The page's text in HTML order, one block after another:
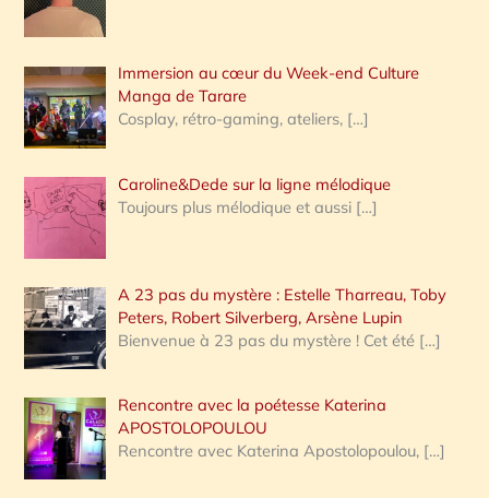
:
Immersion au cœur du Week-end Culture
Manga de Tarare
Cosplay, rétro-gaming, ateliers, […]
Caroline&Dede sur la ligne mélodique
Toujours plus mélodique et aussi […]
A 23 pas du mystère : Estelle Tharreau, Toby
Peters, Robert Silverberg, Arsène Lupin
Bienvenue à 23 pas du mystère ! Cet été […]
Rencontre avec la poétesse Katerina
APOSTOLOPOULOU
Rencontre avec Katerina Apostolopoulou, […]